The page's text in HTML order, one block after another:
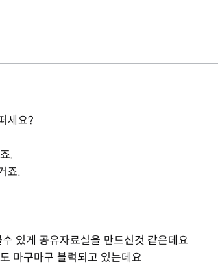
세요?
.
죠.
있게 공유자료실을 만드신것 같은데요
마구마구 블럭되고 있는데요